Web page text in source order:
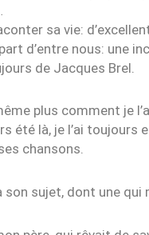
sa vie:
d’entre nous: une
de Jacques Brel.
plus comment je
été là, je l’ai toujours
chansons.
son sujet, dont une qui